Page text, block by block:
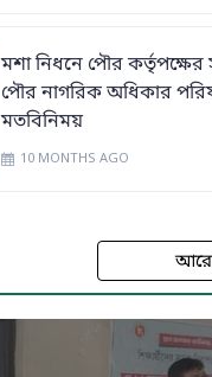
মশা নিধনে পৌর কর্তৃপক্ষের
পৌর নাগরিক অধিকার
মতবিনিময়
10 MONTHS AGO